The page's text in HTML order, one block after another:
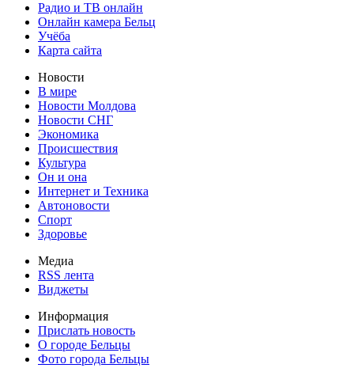
Радио и ТВ онлайн
Онлайн камера Бельц
Учёба
Карта сайта
Новости
В мире
Новости Молдова
Новости СНГ
Экономика
Происшествия
Культура
Он и она
Интернет и Техника
Автоновости
Спорт
Здоровье
Медиа
RSS лента
Виджеты
Информация
Прислать новость
О городе Бельцы
Фото города Бельцы